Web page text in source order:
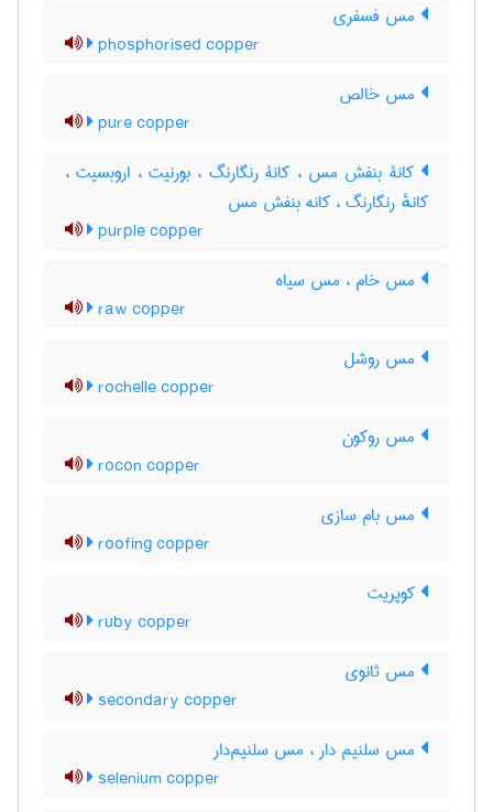
مس فسفری
phosphorised copper
مس خالص
pure copper
کانۀ بنفش مس ، کانۀ رنگارنگ ، بورنیت ، اروبسیت ،
کانهٔ رنگارنگ ، کانه بنفش مس
purple copper
مس خام ، مس سیاه
raw copper
مس روشل
rochelle copper
مس روکون
rocon copper
مس بام سازی
roofing copper
کوپریت
ruby copper
مس ثانوی
secondary copper
مس سلنیم دار ، مس سلنیم‌دار
selenium copper